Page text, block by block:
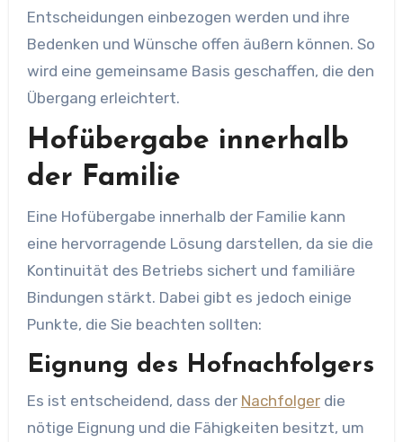
Entscheidungen einbezogen werden und ihre
Bedenken und Wünsche offen äußern können. So
wird eine gemeinsame Basis geschaffen, die den
Übergang erleichtert.
Hofübergabe innerhalb
der Familie
Eine Hofübergabe innerhalb der Familie kann
eine hervorragende Lösung darstellen, da sie die
Kontinuität des Betriebs sichert und familiäre
Bindungen stärkt. Dabei gibt es jedoch einige
Punkte, die Sie beachten sollten:
Eignung des Hofnachfolgers
Es ist entscheidend, dass der Nachfolgerdie
nötige Eignung und die Fähigkeiten besitzt, um